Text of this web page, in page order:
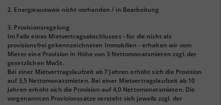
2. Energieausweis nicht vorhanden / in Bearbeitung
3. Provisionsregelung
Im Falle eines Mietvertragsabschlusses - für die nicht als
provisionsfrei gekennzeichneten Immobilien - erhalten wir vom
Mieter eine Provision in Höhe von 3 Nettomonatsmieten zzgl. der
gesetzlichen MwSt.
Bei einer Mietvertragslaufzeit ab 7 Jahren erhöht sich die Provision
auf 3,5 Nettomonatsmieten. Bei einer Mietvertragslaufzeit ab 10
Jahren erhöht sich die Provision auf 4,0 Nettomonatsmieten. Die
vorgenannten Provisionssätze versteht sich jeweils zzgl. der